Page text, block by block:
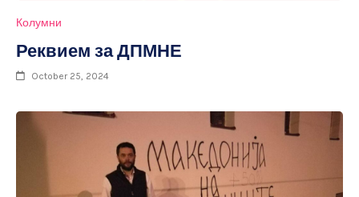
Колумни
Реквием за ДПМНЕ
October 25, 2024